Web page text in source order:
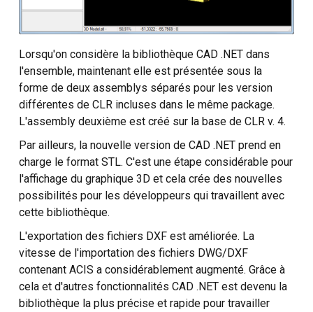
Lorsqu'on considère la bibliothèque CAD .NET dans
l'ensemble, maintenant elle est présentée sous la
forme de deux assemblys séparés pour les version
différentes de CLR incluses dans le même package.
L'assembly deuxième est créé sur la base de CLR v. 4.
Par ailleurs, la nouvelle version de CAD .NET prend en
charge le format STL. C'est une étape considérable pour
l'affichage du graphique 3D et cela crée des nouvelles
possibilités pour les développeurs qui travaillent avec
cette bibliothèque.
L'exportation des fichiers DXF est améliorée. La
vitesse de l'importation des fichiers DWG/DXF
contenant ACIS a considérablement augmenté. Grâce à
cela et d'autres fonctionnalités CAD .NET est devenu la
bibliothèque la plus précise et rapide pour travailler